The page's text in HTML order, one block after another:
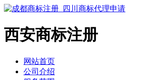
西安商标注册
网站首页
公司介绍